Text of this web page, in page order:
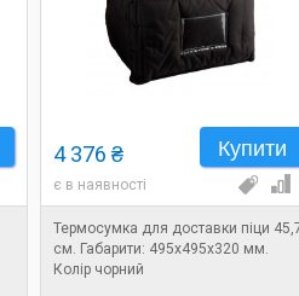
Купити
4 376 ₴
є в наявності
Термосумка для доставки піци
см. Габарити: 495х495х320 мм.
Колір чорний